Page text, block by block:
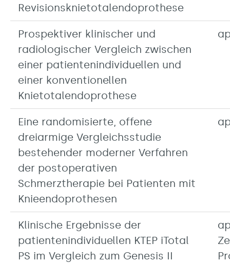
Revisionsknietotalendoprothese
Prospektiver klinischer und
radiologischer Vergleich zwischen
einer patientenindividuellen und
einer konventionellen
Knietotalendoprothese
Eine randomisierte, offene
dreiarmige Vergleichsstudie
bestehender moderner Verfahren
der postoperativen
Schmerztherapie bei Patienten mit
Knieendoprothesen
Klinische Ergebnisse der
patientenindividuellen KTEP iTotal
PS im Vergleich zum Genesis II